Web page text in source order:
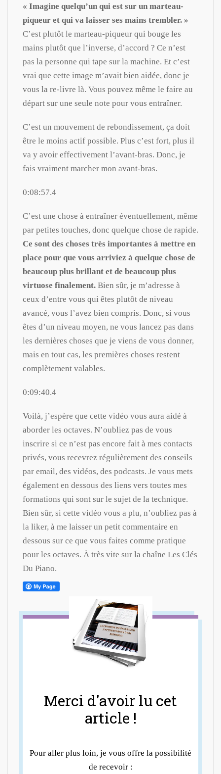
« Imagine quelqu’un qui est sur un marteau-
piqueur et qui va laisser ses mains trembler. »
C’est plutôt le marteau-piqueur qui bouge les
mains plutôt que l’inverse, d’accord ? Ce n’est
pas la personne qui tape sur la machine. Et c’est
vrai que cette image m’avait bien aidée, donc je
vous la re-livre là. Vous pouvez même le faire au
départ sur une seule note pour vous entraîner.
C’est un mouvement de rebondissement, ça doit
être le moins actif possible. Plus c’est fort, plus il
va y avoir effectivement l’avant-bras. Donc, je
fais vraiment marcher mon avant-bras.
0:08:57.4
C’est une chose à entraîner éventuellement, même
par petites touches, donc quelque chose de rapide.
Ce sont des choses très importantes à mettre en
place pour que vous arriviez à quelque chose de
beaucoup plus brillant et de beaucoup plus
virtuose finalement. Bien sûr, je m’adresse à
ceux d’entre vous qui êtes plutôt de niveau
avancé, vous l’avez bien compris. Donc, si vous
êtes d’un niveau moyen, ne vous lancez pas dans
les dernières choses que je viens de vous donner,
mais en tout cas, les premières choses restent
complètement valables.
0:09:40.4
Voilà, j’espère que cette vidéo vous aura aidé à
aborder les octaves. N’oubliez pas de vous
inscrire si ce n’est pas encore fait à mes contacts
privés, vous recevrez régulièrement des conseils
par email, des vidéos, des podcasts. Je vous mets
également en dessous des liens vers toutes mes
formations qui sont sur le sujet de la technique.
Bien sûr, si cette vidéo vous a plu, n’oubliez pas à
la liker, à me laisser un petit commentaire en
dessous sur ce que vous faites comme pratique
pour les octaves. À très vite sur la chaîne Les Clés
Du Piano.
Merci d'avoir lu cet
article !
Pour aller plus loin, je vous offre la possibilité
de recevoir :